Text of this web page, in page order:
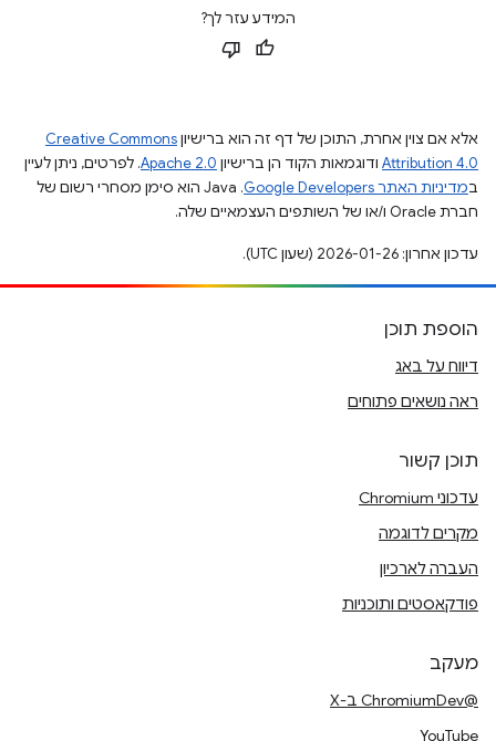
המידע עזר לך?
אלא אם צוין אחרת, התוכן של דף זה הוא ברישיוןCreative Commons
Attribution 4.0 ודוגמאות הקוד הן ברישיון Apache 2.0. לפרטים, ניתן לעיין
במדיניות האתר Google Developers‏
.‏ Java הוא סימן מסחרי רשום של
חברת Oracle ו/או של השותפים העצמאיים שלה.
עדכון אחרון: 2026-01-26 (שעון UTC).
הוספת תוכן
דיווח על באג
ראה נושאים פתוחים
תוכן קשור
עדכוני Chromium
מקרים לדוגמה
העברה לארכיון
פודקאסטים ותוכניות
מעקב
@ChromiumDev ב-X
YouTube